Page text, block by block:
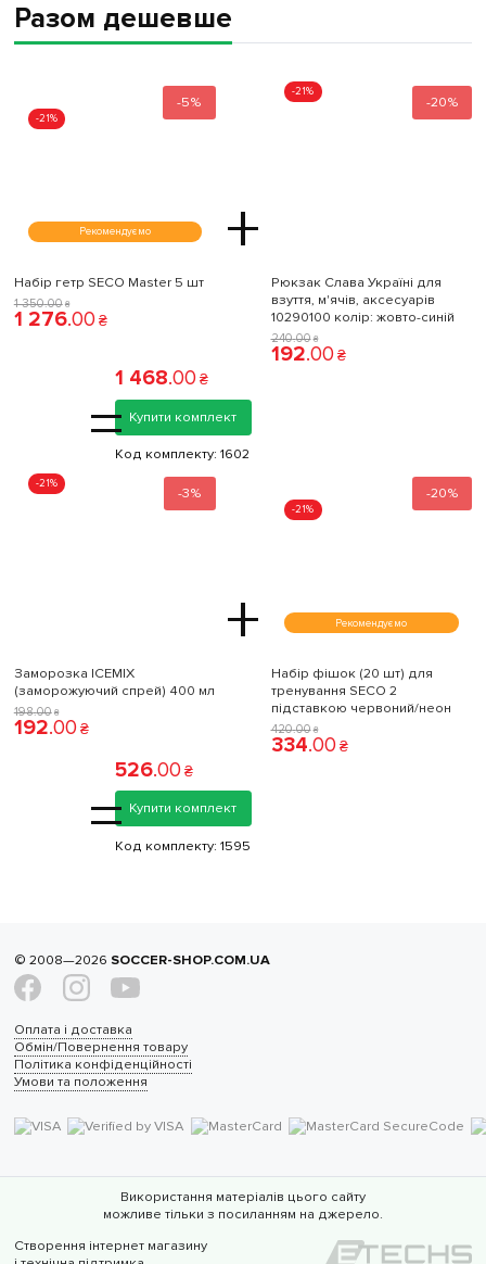
Разом дешевше
-5%
Рекомендуємо
-21%
+
Набір гетр SECO Master 5 шт
1 350.00 ₴
1 276.00 ₴
-20%
-21%
Рюкзак Слава Україні для
взуття, м'ячів, аксесуарів
10290100 колiр: жовто-синій
240.00 ₴
192.00 ₴
=
1 468.00 ₴
Купити комплект
Код комплекту: 1602
-3%
-21%
+
Заморозка ICEMIX
(заморожуючий спрей) 400 мл
198.00 ₴
192.00 ₴
-20%
Рекомендуємо
-21%
Набір фішок (20 шт) для
тренування SECO 2
підставкою червоний/неон
420.00 ₴
334.00 ₴
=
526.00 ₴
Купити комплект
Код комплекту: 1595
© 2008—2026 SOCCER-SHOP.COM.UA
Оплата і доставка
Обмін/Повернення товару
Політика конфіденційності
Умови та положення
Використання матеріалів цього сайту
можливе тільки з посиланням на джерело.
Створення інтернет магазину